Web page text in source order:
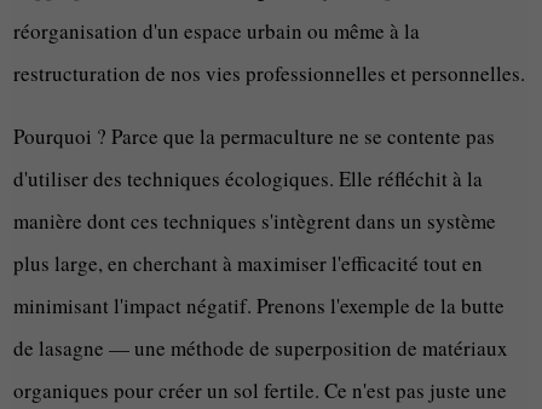
réorganisation d'un espace urbain ou même à la
restructuration de nos vies professionnelles et personnelles.
Pourquoi ? Parce que la permaculture ne se contente pas
d'utiliser des techniques écologiques. Elle réfléchit à la
manière dont ces techniques s'intègrent dans un système
plus large, en cherchant à maximiser l'efficacité tout en
minimisant l'impact négatif. Prenons l'exemple de la butte
de lasagne — une méthode de superposition de matériaux
organiques pour créer un sol fertile. Ce n'est pas juste une